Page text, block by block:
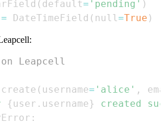
( default= 'pending' )
= DateTimeField ( null=True )
Leapcell
create ( username= 'alice' ,
{user . username}
created
: